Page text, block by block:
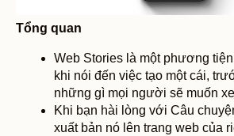
Tổng quan
Web Stories là một phương
khi nói đến việc tạo một cái,
những gì mọi người sẽ muốn
Khi bạn hài lòng với Câu
xuất bản nó lên trang web của